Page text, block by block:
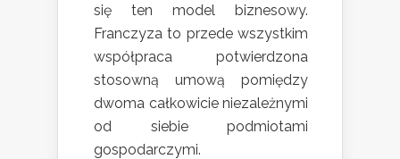
się ten model biznesowy.
Franczyza to przede wszystkim
współpraca potwierdzona
stosowną umową pomiędzy
dwoma całkowicie niezależnymi
od siebie podmiotami
gospodarczymi.